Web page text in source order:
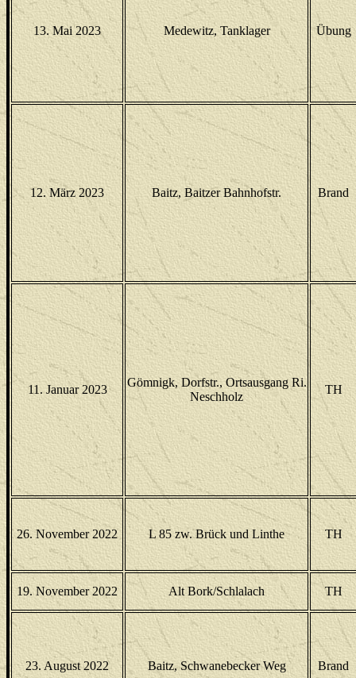
13. Mai 2023 Medewitz, Tanklager Übung
12. März 2023 Baitz, Baitzer Bahnhofstr. Brand
11. Januar 2023
Gömnigk, Dorfstr., Ortsausgang Ri.
Neschholz
TH
26. November 2022 L 85 zw. Brück und Linthe TH
19. November 2022 Alt Bork/Schlalach TH
23. August 2022 Baitz, Schwanebecker Weg Brand